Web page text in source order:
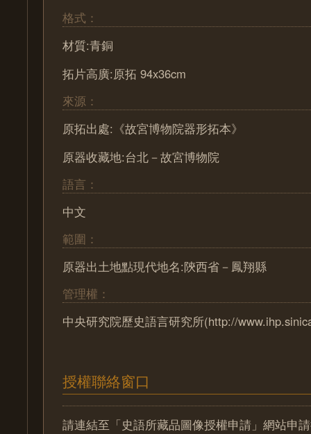
格式：
材質:青銅
拓片高廣:原拓 94x36cm
來源：
原拓出處:《故宮博物院器形拓本》
原器收藏地:台北－故宮博物院
語言：
中文
範圍：
原器出土地點現代地名:陝西省－鳳翔縣
管理權：
中央研究院歷史語言研究所(http://
授權聯絡窗口
請連結至「史語所藏品圖像授權申請」網站申